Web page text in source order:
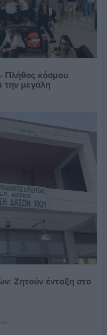
Πλήθος κόσμου
την μεγάλη
Ζητούν ένταξη στο